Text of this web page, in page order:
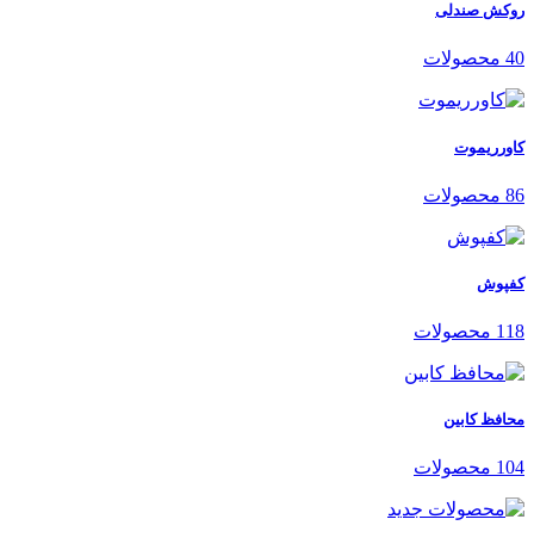
روکش صندلی
40 محصولات
کاورریموت
86 محصولات
کفپوش
118 محصولات
محافظ کابین
104 محصولات